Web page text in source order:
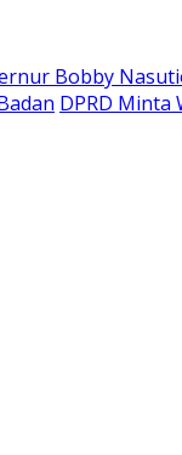
Bobby
DPRD Minta